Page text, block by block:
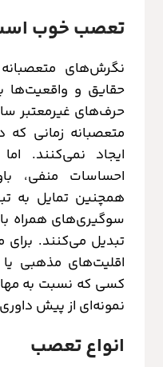
تعصب خوب است
نگرش‌های
حقایق و واقعیت‌ها
حرف‌های غیرمعتبر
متعصبانه زمانی
ایجاد نمی‌کنند.
احساسات منفی،
همچنین تمایل به
سوگیری‌های همراه
تبدیل می‌کنند. برای
اقلیت‌های مذهبی یا
کسی که نسبت به
نمونه‌ای از پیش
انواع تعصب